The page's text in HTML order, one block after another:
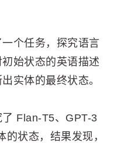
个任务，探究语言
始状态的英语描述
实体的最终状态。
Flan-T5、GPT-3
状态，结果发现，